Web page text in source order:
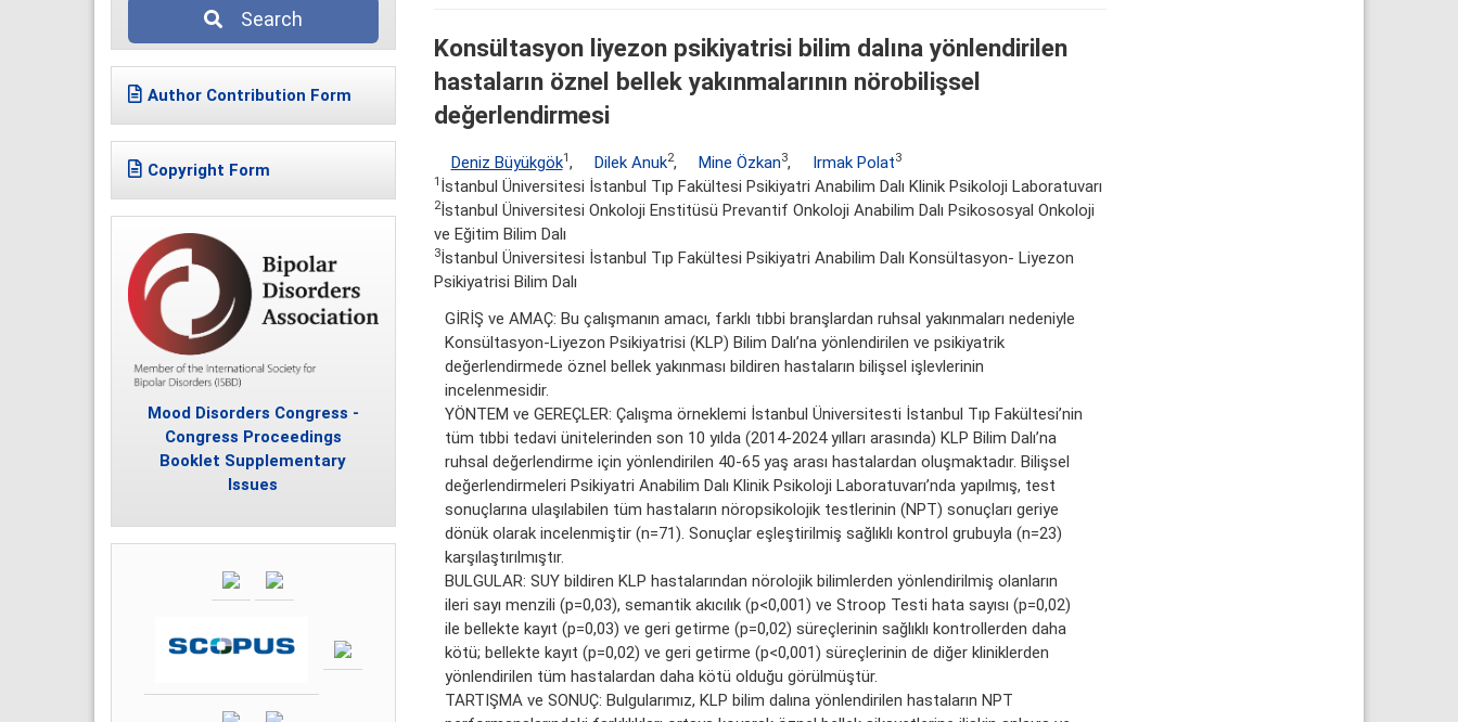
Search
Author Contribution Form
Copyright Form
Mood Disorders Congress -
Congress Proceedings
Booklet Supplementary
Issues
Konsültasyon liyezon psikiyatrisi bilim dalına yönlendirilen
hastaların öznel bellek yakınmalarının nörobilişsel
değerlendirmesi
Deniz Büyükgök1, Dilek Anuk2, Mine Özkan3, Irmak Polat3
1 İstanbul Üniversitesi İstanbul Tıp Fakültesi Psikiyatri Anabilim Dalı Klinik Psikoloji Laboratuvarı
2İstanbul Üniversitesi Onkoloji Enstitüsü Prevantif Onkoloji Anabilim Dalı Psikososyal Onkoloji
ve Eğitim Bilim Dalı
3İstanbul Üniversitesi İstanbul Tıp Fakültesi Psikiyatri Anabilim Dalı Konsültasyon- Liyezon
Psikiyatrisi Bilim Dalı
GİRİŞ ve AMAÇ: Bu çalışmanın amacı, farklı tıbbi branşlardan ruhsal yakınmaları nedeniyle
Konsültasyon-Liyezon Psikiyatrisi (KLP) Bilim Dalı’na yönlendirilen ve psikiyatrik
değerlendirmede öznel bellek yakınması bildiren hastaların bilişsel işlevlerinin
incelenmesidir.
YÖNTEM ve GEREÇLER: Çalışma örneklemi İstanbul Üniversitesti İstanbul Tıp Fakültesi’nin
tüm tıbbi tedavi ünitelerinden son 10 yılda (2014-2024 yılları arasında) KLP Bilim Dalı’na
ruhsal değerlendirme için yönlendirilen 40-65 yaş arası hastalardan oluşmaktadır. Bilişsel
değerlendirmeleri Psikiyatri Anabilim Dalı Klinik Psikoloji Laboratuvarı’nda yapılmış, test
sonuçlarına ulaşılabilen tüm hastaların nöropsikolojik testlerinin (NPT) sonuçları geriye
dönük olarak incelenmiştir (n=71). Sonuçlar eşleştirilmiş sağlıklı kontrol grubuyla (n=23)
karşılaştırılmıştır.
BULGULAR: SUY bildiren KLP hastalarından nörolojik bilimlerden yönlendirilmiş olanların
ileri sayı menzili (p=0,03), semantik akıcılık (p<0,001) ve Stroop Testi hata sayısı (p=0,02)
ile bellekte kayıt (p=0,03) ve geri getirme (p=0,02) süreçlerinin sağlıklı kontrollerden daha
kötü; bellekte kayıt (p=0,02) ve geri getirme (p<0,001) süreçlerinin de diğer kliniklerden
yönlendirilen tüm hastalardan daha kötü olduğu görülmüştür.
TARTIŞMA ve SONUÇ: Bulgularımız, KLP bilim dalına yönlendirilen hastaların NPT